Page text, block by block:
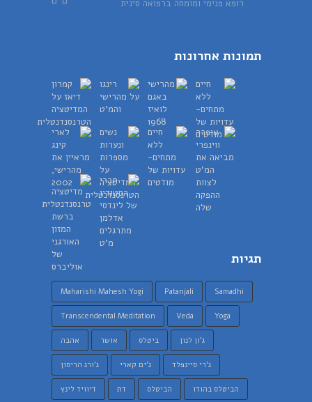
רופא פנימי ומומחה ברפואה סינית
תמונות אחרונות
תגיות
Maharishi Mahesh Yogi Patanjali Samadhi
Transcendental Meditation Veda Yoga
אהבה אושר ביטלס ג'ון לנון
ג'ורג הריסון ג'ים קארי ג'רי סיינפלד
דיוויד לינץ דת הביטלס הביטלס בהודו